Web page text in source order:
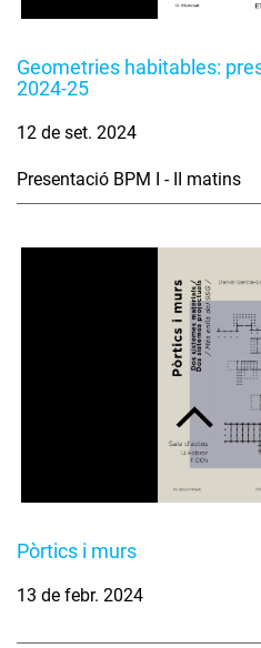
Geometries habitables:
2024-25
12 de set. 2024
Presentació BPM I - II matins
Pòrtics i murs
13 de febr. 2024